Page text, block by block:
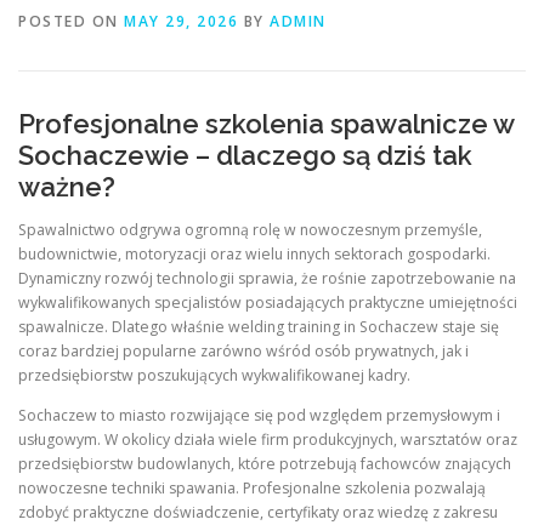
POSTED ON MAY 29, 2026 BY ADMIN
Profesjonalne szkolenia spawalnicze w
Sochaczewie – dlaczego są dziś tak
ważne?
Spawalnictwo odgrywa ogromną rolę w nowoczesnym przemyśle,
budownictwie, motoryzacji oraz wielu innych sektorach gospodarki.
Dynamiczny rozwój technologii sprawia, że rośnie zapotrzebowanie na
wykwalifikowanych specjalistów posiadających praktyczne umiejętności
spawalnicze. Dlatego właśnie welding training in Sochaczew staje się
coraz bardziej popularne zarówno wśród osób prywatnych, jak i
przedsiębiorstw poszukujących wykwalifikowanej kadry.
Sochaczew to miasto rozwijające się pod względem przemysłowym i
usługowym. W okolicy działa wiele firm produkcyjnych, warsztatów oraz
przedsiębiorstw budowlanych, które potrzebują fachowców znających
nowoczesne techniki spawania. Profesjonalne szkolenia pozwalają
zdobyć praktyczne doświadczenie, certyfikaty oraz wiedzę z zakresu